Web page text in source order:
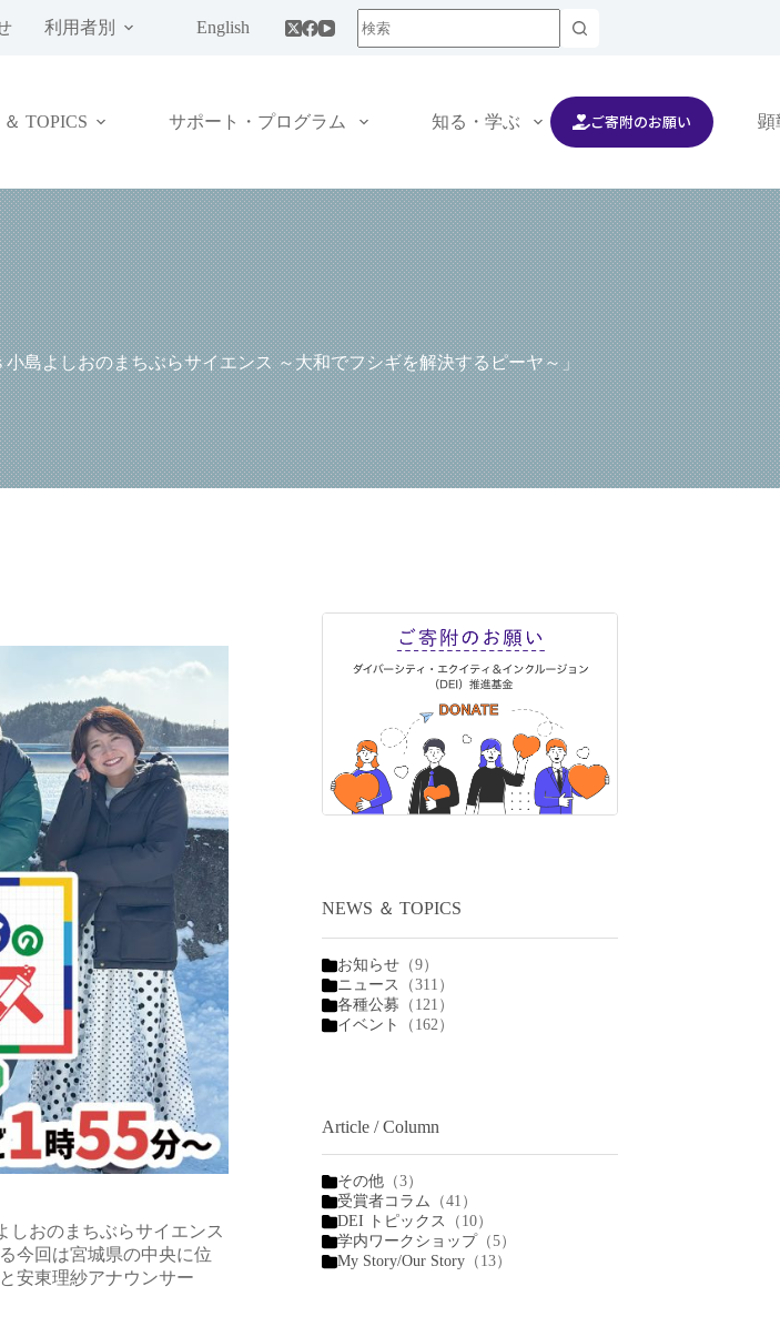
利用者別 English
TOPICS サポート・プログラム 知る・学ぶ 交流する 顕
ご寄附のお願い
島よしおのまちぶらサイエンス ～大和でフシギを解決するピーヤ～」
しおのまちぶらサイエンス
今回は宮城県の中央に位
安東理紗アナウンサー
NEWS ＆ TOPICS
お知らせ （9）
ニュース
（311）
各種公募 （121）
イベント
（162）
Article / Column
その他 （3）
受賞者コラム （41）
DEI トピックス
（10）
学内ワークショップ （5）
My Story/Our Story （13）